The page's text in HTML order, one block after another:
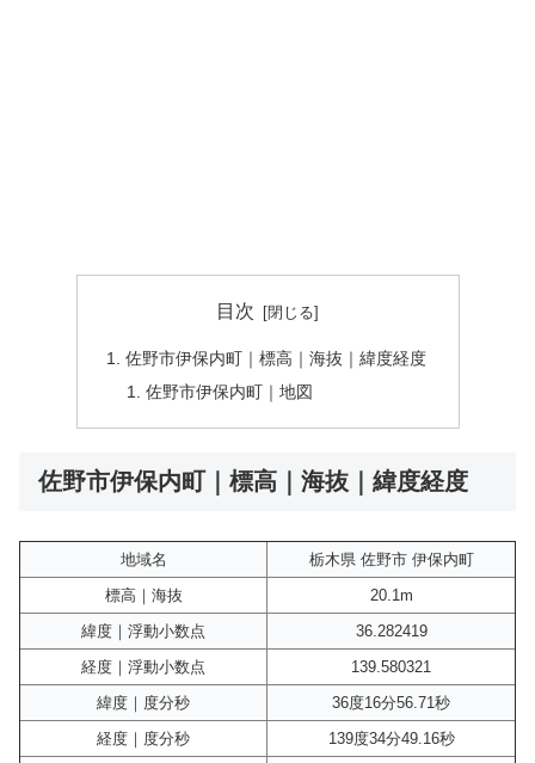
目次
佐野市伊保内町｜標高｜海抜｜緯度経度
佐野市伊保内町｜地図
佐野市伊保内町｜標高｜海抜｜緯度経度
地域名
栃木県 佐野市 伊保内町
標高｜海抜
20.1m
緯度｜浮動小数点
36.282419
経度｜浮動小数点
139.580321
緯度｜度分秒
36度16分56.71秒
経度｜度分秒
139度34分49.16秒